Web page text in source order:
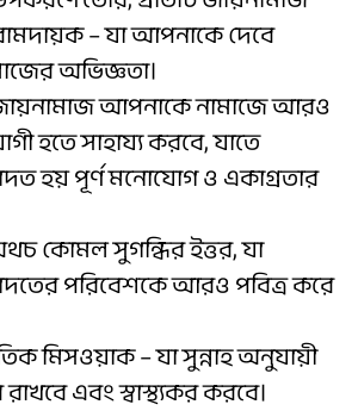
– যা আপনাকে দেবে
অভিজ্ঞতা।
আপনাকে নামাজে আরও
হতে সাহায্য করবে, যাতে
হয় পূর্ণ মনোযোগ ও একাগ্রতার
কোমল সুগন্ধির ইত্তর, যা
পরিবেশকে আরও পবিত্র করে
মিসওয়াক – যা সুন্নাহ অনুযায়ী
এবং স্বাস্থ্যকর করবে।